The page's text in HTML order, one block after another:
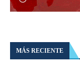
MÁS RECIENTE